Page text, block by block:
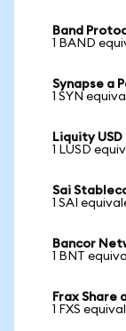
Band
1 BAND
Synapse a
1 SYN
Liquity
1 LUSD
Sai
1 SAI
Bancor
1 BNT
Frax Share
1 FXS